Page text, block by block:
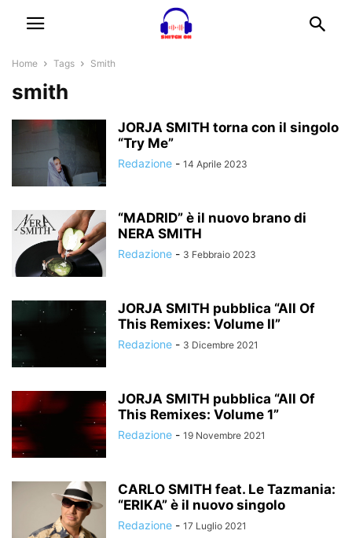
Home Tags Smith
smith
JORJA SMITH torna con il singolo
“Try Me”
Redazione - 14 Aprile 2023
“MADRID” è il nuovo brano di
NERA SMITH
Redazione - 3 Febbraio 2023
JORJA SMITH pubblica “All Of
This Remixes: Volume II”
Redazione - 3 Dicembre 2021
JORJA SMITH pubblica “All Of
This Remixes: Volume 1”
Redazione - 19 Novembre 2021
CARLO SMITH feat. Le Tazmania:
“ERIKA” è il nuovo singolo
Redazione - 17 Luglio 2021